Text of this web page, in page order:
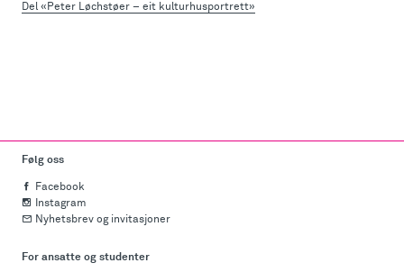
Del «Peter Løchstøer – eit kulturhusportrett»
Følg oss
Facebook
Instagram
Nyhetsbrev og invitasjoner
For ansatte og studenter